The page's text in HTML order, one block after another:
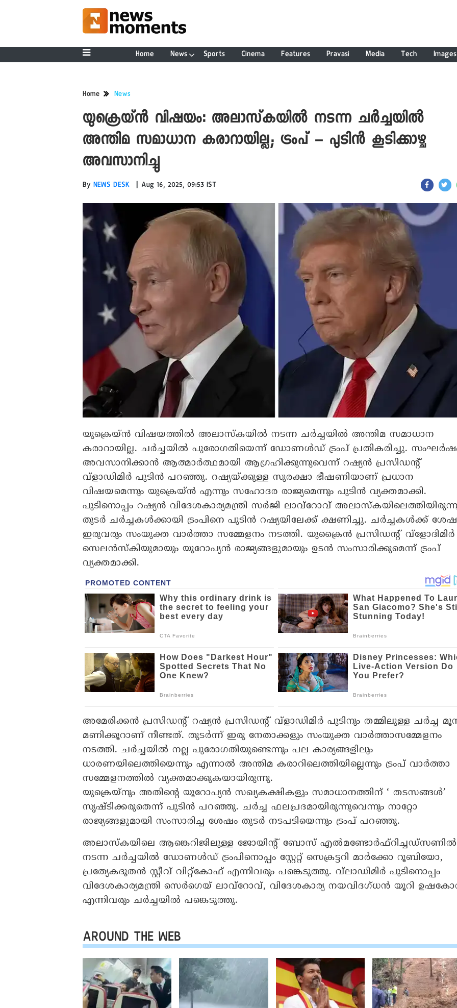
Home News Sports Cinema Features Pravasi Media Tech Images
Home News
യുക്രെയ്ന്‍ വിഷയം: അലാസ്‌കയില്‍ നടന്ന ചര്‍ച്ചയില്‍
അന്തിമ സമാധാന കരാറായില്ല; ട്രംപ് – പുടിന്‍ കൂടിക്കാഴ്ച
അവസാനിച്ചു
By NEWS DESK | Aug 16, 2025, 09:53 IST
യുക്രെയ്ന്‍ വിഷയത്തില്‍ അലാസ്‌കയില്‍ നടന്ന ചര്‍ച്ചയില്‍ അന്തിമ സമാധാന
കരാറായില്ല. ചര്‍ച്ചയില്‍ പുരോഗതിയെന്ന് ഡോണള്‍ഡ് ട്രംപ് പ്രതികരിച്ചു.
അവസാനിക്കാന്‍ ആത്മാര്‍ത്ഥമായി ആഗ്രഹിക്കുന്നുവെന്ന് റഷ്യന്‍ പ്രസിഡന്റ്
വ്‌ളാഡിമിര്‍ പുടിന്‍ പറഞ്ഞു. റഷ്യയ്ക്കുള്ള സുരക്ഷാ ഭീഷണിയാണ് പ്രധാന
വിഷയമെന്നും യുക്രെയ്ന്‍ എന്നും സഹോദര രാജ്യമെന്നും പുടിന്‍ വ്യക്തമാക്കി.
പുടിനൊപ്പം റഷ്യന്‍ വിദേശകാര്യമന്ത്രി സര്‍ജി ലാവ്‌റോവ്
തുടര്‍ ചര്‍ച്ചകള്‍ക്കായി ട്രംപിനെ പുടിന്‍ റഷ്യയിലേക്ക് ക്ഷണിച്ചു. ചര്‍ച്ചകള്‍ക്ക്
ഇരുവരും സംയുക്ത വാര്‍ത്താ സമ്മേളനം നടത്തി. യുക്രൈന്‍ പ്രസിഡന്റ് വ്‌ളോദിമിര്‍
സെലന്‍സ്‌കിയുമായും യൂറോപ്യന്‍ രാജ്യങ്ങളുമായും ഉടന്‍ സംസാരിക്കുമെന്ന് ട്രംപ്
വ്യക്തമാക്കി.
അമേരിക്കന്‍ പ്രസിഡന്റ് റഷ്യന്‍ പ്രസിഡന്റ് വ്‌ളാഡിമിര്‍ പുടിനും തമ്മിലുള്ള ചര്‍ച്ച
മണിക്കൂറാണ് നീണ്ടത്. തുടര്‍ന്ന് ഇരു നേതാക്കളും സംയുക്ത വാര്‍ത്താസമ്മേളനം
നടത്തി. ചര്‍ച്ചയില്‍ നല്ല പുരോഗതിയുണ്ടെന്നും പല കാര്യങ്ങളിലും
ധാരണയിലെത്തിയെന്നും എന്നാല്‍ അന്തിമ കരാറിലെത്തിയില്ലെന്നും ട്രംപ് വാര്‍ത്താ
സമ്മേളനത്തില്‍ വ്യക്തമാക്കുകയായിരുന്നു.
യുക്രെയ്‌നും അതിന്റെ യൂറോപ്യന്‍ സഖ്യകക്ഷികളും സമാധാനത്തിന് ‘ തടസങ്ങള്‍’
സൃഷ്ടിക്കരുതെന്ന് പുടിന്‍ പറഞ്ഞു. ചര്‍ച്ച ഫലപ്രദമായിരുന്നുവെന്നും നാറ്റോ
രാജ്യങ്ങളുമായി സംസാരിച്ച ശേഷം തുടര്‍ നടപടിയെന്നും ട്രംപ് പറഞ്ഞു.
അലാസ്‌കയിലെ ആങ്കെറിജിലുള്ള ജോയിന്റ് ബോസ് എല്‍മണ്ടോര്‍ഫ്‌റിച്ചഡ്‌സണില്‍
നടന്ന ചര്‍ച്ചയില്‍ ഡോണള്‍ഡ് ട്രംപിനൊപ്പം സ്റ്റേറ്റ് സെക്രട്ടറി മാര്‍ക്കോ റൂബിയോ,
പ്രത്യേകദൂതന്‍ സ്റ്റീവ് വിറ്റ്‌കോഫ് എന്നിവരും പങ്കെടുത്തു. വ്‌ലാഡിമിര്‍ പുടിനൊപ്പം
വിദേശകാര്യമന്ത്രി സെര്‍ഗെയ് ലാവ്‌റോവ്, വിദേശകാര്യ നയവിദഗ്ധന്‍ യൂറി
എന്നിവരും ചര്‍ച്ചയില്‍ പങ്കെടുത്തു.
AROUND THE WEB